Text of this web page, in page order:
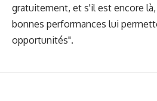
gratuitement, et s'il est encore
bonnes performances lui
opportunités".